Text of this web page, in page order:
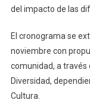
del impacto de las
El cronograma se
noviembre con
comunidad, a través
Diversidad,
Cultura.